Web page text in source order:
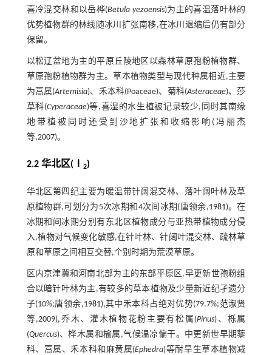
喜冷混交林和以岳桦(Betula yezoensis)为主的喜温落叶林的
优势植物群的林线随冰川扩张南移,在冰川退缩后仍有部分
保留。
以松辽盆地为主的平原丘陵地区以森林草原孢粉植物群、
草原孢粉植物群为主。草本植物类型与现代种属相近,主要
为蒿属(Artemisia)、禾本科(Poaceae)、菊科(Asteraceae)、莎
草科(Cyperaceae)等,喜湿的水生植被记录较少,同时其南缘
地带植被同时还受到沙地扩张和收缩影响(冯丽杰
等,2007)。
2.2 华北区(Ⅰ 2)
华北区第四纪主要为暖温带针阔混交林、落叶阔叶林及草
原植物群,可划分为5次冰期和4次间冰期(唐领余,1981)。在
冰期和间冰期分别有东北区植物成分与亚热带植物成分侵
入,植物对气候变化敏感,在针叶林、针阔叶混交林、疏林草
原和草原之间相互交替,个别时期为荒漠草原。
区内京津冀和河南北部为主的东部平原区,早更新世孢粉组
合以暗针叶林为主,有较多的草本植物及少量新近纪孑遗分
子(10%;唐领余,1981),其中禾本科占绝对优势(79.7%;范淑贤
等,2009),乔木、灌木植物花粉主要有松属(Pinus)、栎属
(Quercus)、桦木属和榆属,气候温凉偏干。中更新世早期藜
科、蒿属、禾本科和麻黄属(Ephedra)等耐旱生草本植物减